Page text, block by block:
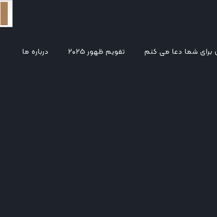
برای شما دعا می کنم تقویم ظهور ۲۰۲۵ درباره ما